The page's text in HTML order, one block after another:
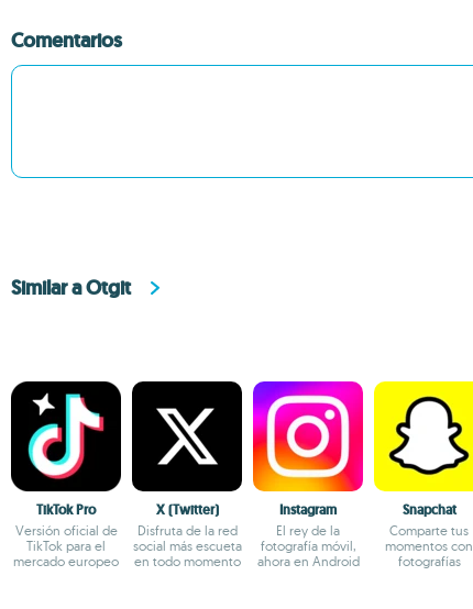
Comentarios
Similar a Otgit
TikTok Pro
Versión oficial de
TikTok para el
mercado europeo
X (Twitter)
Disfruta de la red
social más escueta
en todo momento
Instagram
El rey de la
fotografía móvil,
ahora en Android
Snapchat
Comparte tus
momentos con
fotografías